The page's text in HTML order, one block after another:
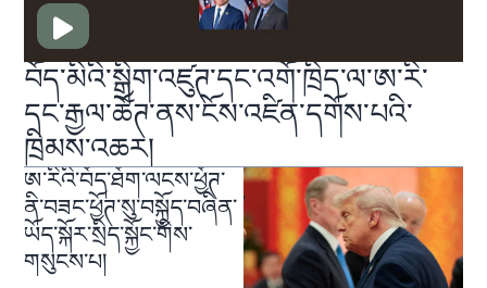
བོད་མིའི་སྒྲིག་འཛུཊ་དང་འགོ་ཁྲིད་ལ་ཨ་རི་
དང་རྒྱལ་ཚོཊ་ནས་ངོས་འཛིན་དགོས་པའི་
ཁྲིམས་འཆར།
ཨ་རིའི་བོད་ཐོག་ལངས་ཕྱོཊ་
ནི་བཟང་ཕྱོཊ་སུ་བསྐྱོད་བཞིན་
ཡོད་སྐོར་སྲིད་སྐྱོང་གིས་
གསུངས་པ།